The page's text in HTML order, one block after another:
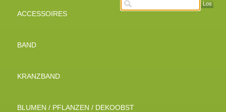
Los
ACCESSOIRES
BAND
KRANZBAND
BLUMEN / PFLANZEN / DEKOOBST